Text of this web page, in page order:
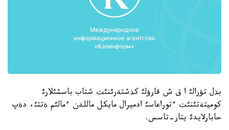
بذل تؤرالئ ا ق ش قارؤلئ كذشتةرئنئث شتاب باسشئلارئ
كوميتةتئنئث ءتوراعاسئ ادميرال مايكل ماللةن ءمالئم ةتتئ، دةپ
حابارلايدئ يتار-تاسس.